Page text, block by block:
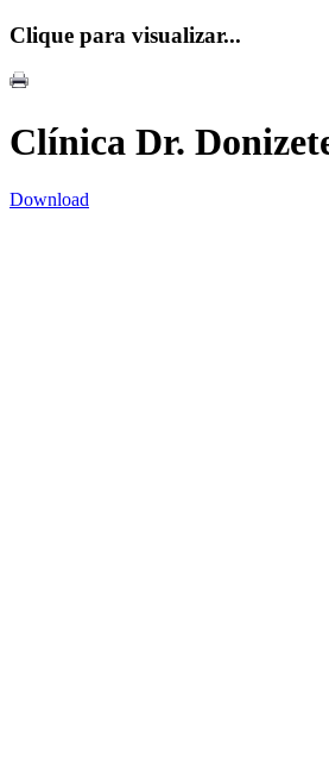
Clique para visualizar...
Clínica Dr.
Download